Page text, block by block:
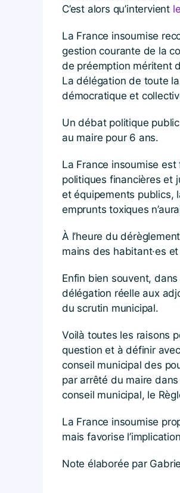
C’est alors qu’intervient
La France insoumise
gestion courante de la
de préemption méritent
La délégation de toute
démocratique et
Un débat politique
au maire pour 6 ans.
La France insoumise
politiques financières et
et équipements publics,
emprunts toxiques
À l’heure du
mains des habitant·es
Enfin bien souvent,
délégation réelle aux
du scrutin municipal.
Voilà toutes les raisons
question et à définir
conseil municipal des
par arrêté du maire
conseil municipal, le
La France insoumise
mais favorise
Note élaborée par